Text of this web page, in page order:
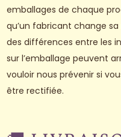
emballages de chaque
qu’un fabricant change
des différences entre les
sur l’emballage peuvent
vouloir nous prévenir si
être rectifiée.